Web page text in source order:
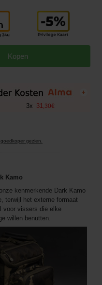
Kopen
+
3x 31 30€
gezien.
Kamo
kenmerkende Dark Kamo
terwijl het externe formaat
voor vissers die elke
willen benutten.